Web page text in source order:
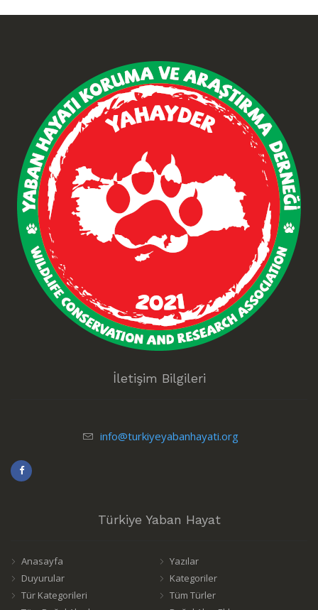
İletişim Bilgileri
info@turkiyeyabanhayati.org
Türkiye Yaban Hayat
Anasayfa
Yazılar
Duyurular
Kategoriler
Tür Kategorileri
Tüm Türler